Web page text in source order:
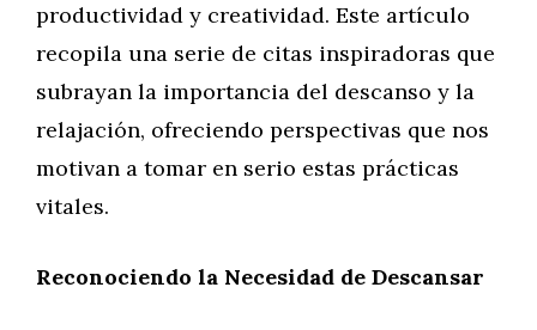
productividad y creatividad. Este artículo
recopila una serie de citas inspiradoras que
subrayan la importancia del descanso y la
relajación, ofreciendo perspectivas que nos
motivan a tomar en serio estas prácticas
vitales.
Reconociendo la Necesidad de Descansar